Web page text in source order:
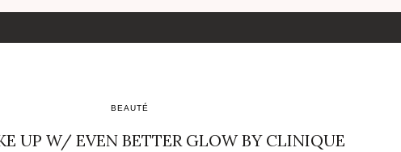
BEAUTÉ
UP W/ EVEN BETTER GLOW BY CLINIQUE